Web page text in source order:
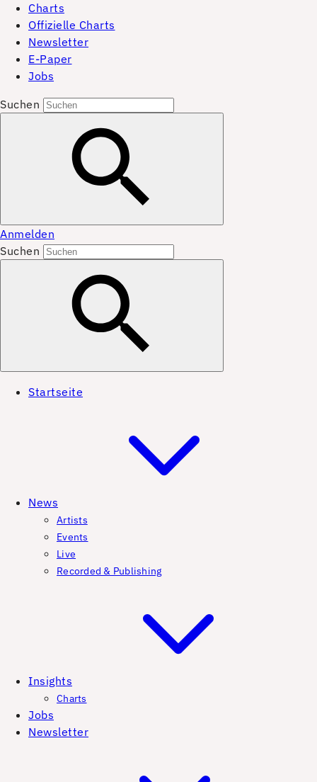
Charts
Offizielle Charts
Newsletter
E-Paper
Jobs
Suchen
Anmelden
Suchen
Startseite
News
Artists
Events
Live
Recorded & Publishing
Insights
Charts
Jobs
Newsletter